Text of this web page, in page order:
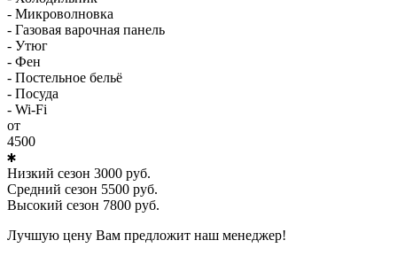
- Микроволновка
- Газовая варочная панель
- Утюг
- Фен
- Постельное бельё
- Посуда
- Wi-Fi
от
4500
Низкий сезон 3000 руб.
Средний сезон 5500 руб.
Высокий сезон 7800 руб.
Лучшую цену Вам предложит наш менеджер!